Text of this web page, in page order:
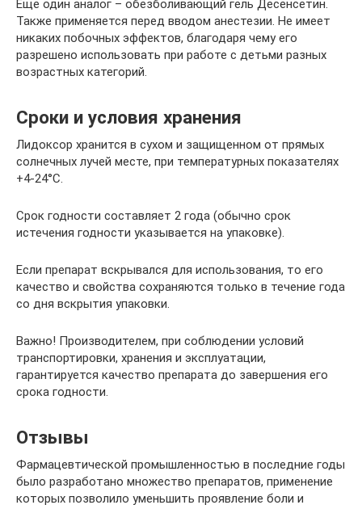
Еще один аналог – обезболивающий гель Десенсетин.
Также применяется перед вводом анестезии. Не имеет
никаких побочных эффектов, благодаря чему его
разрешено использовать при работе с детьми разных
возрастных категорий.
Сроки и условия хранения
Лидоксор хранится в сухом и защищенном от прямых
солнечных лучей месте, при температурных показателях
+4-24°С.
Срок годности составляет 2 года (обычно срок
истечения годности указывается на упаковке).
Если препарат вскрывался для использования, то его
качество и свойства сохраняются только в течение года
со дня вскрытия упаковки.
Важно! Производителем, при соблюдении условий
транспортировки, хранения и эксплуатации,
гарантируется качество препарата до завершения его
срока годности.
Отзывы
Фармацевтической промышленностью в последние годы
было разработано множество препаратов, применение
которых позволило уменьшить проявление боли и